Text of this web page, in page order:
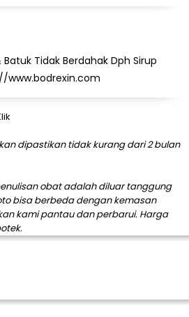
Batuk Tidak Berdahak Dph Sirup
www.bodrexin.com
dipastikan tidak kurang dari 2 bulan
obat adalah diluar tanggung
bisa berbeda dengan kemasan
kami pantau dan perbarui. Harga